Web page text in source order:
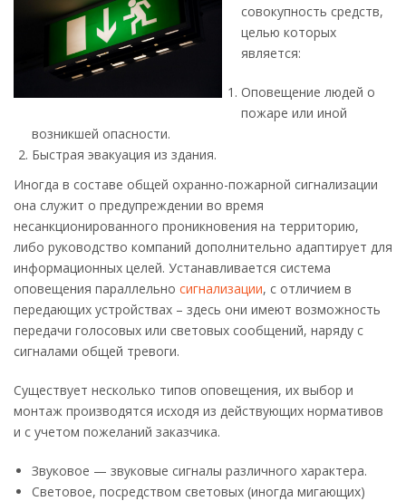
совокупность средств,
целью которых
является:
Оповещение людей о
пожаре или иной
возникшей опасности.
Быстрая эвакуация из здания.
Иногда в составе общей охранно-пожарной сигнализации
она служит о предупреждении во время
несанкционированного проникновения на территорию,
либо руководство компаний дополнительно адаптирует для
информационных целей. Устанавливается система
оповещения параллельно сигнализации, с отличием в
передающих устройствах – здесь они имеют возможность
передачи голосовых или световых сообщений, наряду с
сигналами общей тревоги.
Существует несколько типов оповещения, их выбор и
монтаж производятся исходя из действующих нормативов
и с учетом пожеланий заказчика.
Звуковое — звуковые сигналы различного характера.
Световое, посредством световых (иногда мигающих)